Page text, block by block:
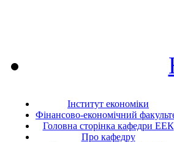
Інститут економіки
Фінансово-економічний
Головна сторінка кафедри ЕЕК
Про кафедру